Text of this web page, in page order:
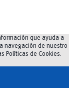
que ayuda a
navegación de nuestro
Políticas de Cookies.